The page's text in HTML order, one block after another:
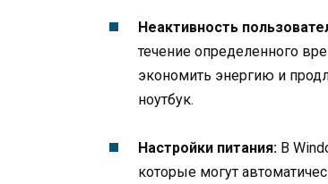
Неактивность
течение определенного
экономить энергию и
ноутбук.
Настройки питания: В
которые могут